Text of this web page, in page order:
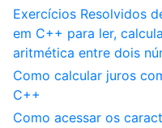
Exercícios Resolvidos
em C++ para ler,
aritmética entre dois
Como calcular juros
C++
Como acessar os